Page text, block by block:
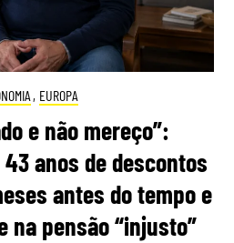
, EUROPA
e não mereço”:
anos de descontos
antes do tempo e
na pensão “injusto”